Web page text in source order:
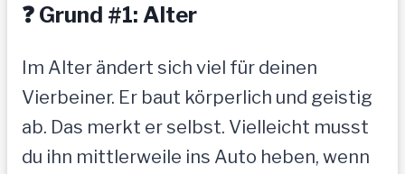
❓ Grund #1: Alter
Im Alter ändert sich viel für deinen
Vierbeiner. Er baut körperlich und geistig
ab. Das merkt er selbst. Vielleicht musst
du ihn mittlerweile ins Auto heben, wenn